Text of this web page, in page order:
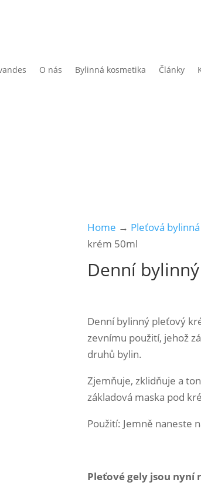
O nás Bylinná kosmetika Články
Home → Pleťová
krém 50ml
Denní
Denní bylinný pleťový
zevnímu použití, jehož
druhů bylin.
Zjemňuje, zklidňuje a
základová maska pod
Použití: Jemně naneste
Pleťové gely jsou nyní